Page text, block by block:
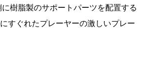
樹脂製のサポートパーツを配置する
すぐれたプレーヤーの激しいプレー